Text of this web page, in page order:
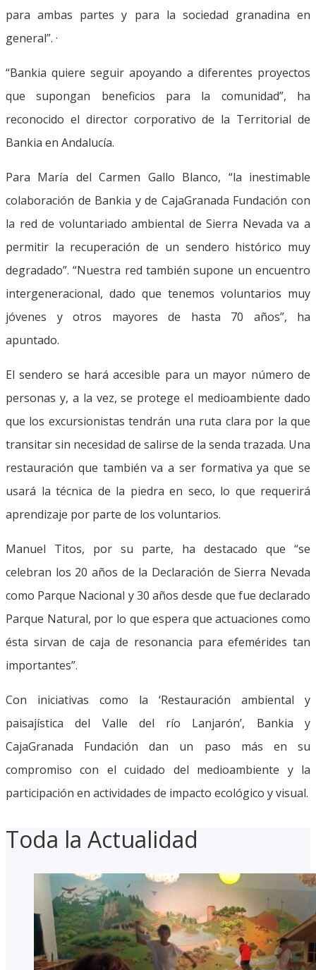
para ambas partes y para la sociedad granadina en
general”. ·
“Bankia quiere seguir apoyando a diferentes proyectos
que supongan beneficios para la comunidad”, ha
reconocido el director corporativo de la Territorial de
Bankia en Andalucía.
Para María del Carmen Gallo Blanco, “la inestimable
colaboración de Bankia y de CajaGranada Fundación con
la red de voluntariado ambiental de Sierra Nevada va a
permitir la recuperación de un sendero histórico muy
degradado”. “Nuestra red también supone un encuentro
intergeneracional, dado que tenemos voluntarios muy
jóvenes y otros mayores de hasta 70 años”, ha
apuntado.
El sendero se hará accesible para un mayor número de
personas y, a la vez, se protege el medioambiente dado
que los excursionistas tendrán una ruta clara por la que
transitar sin necesidad de salirse de la senda trazada. Una
restauración que también va a ser formativa ya que se
usará la técnica de la piedra en seco, lo que requerirá
aprendizaje por parte de los voluntarios.
Manuel Titos, por su parte, ha destacado que “se
celebran los 20 años de la Declaración de Sierra Nevada
como Parque Nacional y 30 años desde que fue declarado
Parque Natural, por lo que espera que actuaciones como
ésta sirvan de caja de resonancia para efemérides tan
importantes”.
Con iniciativas como la ‘Restauración ambiental y
paisajística del Valle del río Lanjarón’, Bankia y
CajaGranada Fundación dan un paso más en su
compromiso con el cuidado del medioambiente y la
participación en actividades de impacto ecológico y visual.
Toda la Actualidad